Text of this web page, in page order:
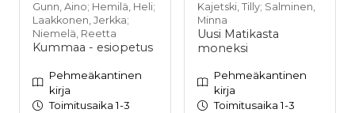
Gunn, Aino; Hemilä, Heli;
Laakkonen, Jerkka;
Niemelä, Reetta
Kummaa - esiopetus
Pehmeäkantinen
kirja
Toimitusaika 1-3
Kajetski, Tilly; Salminen,
Minna
Uusi Matikasta
moneksi
Pehmeäkantinen
kirja
Toimitusaika 1-3